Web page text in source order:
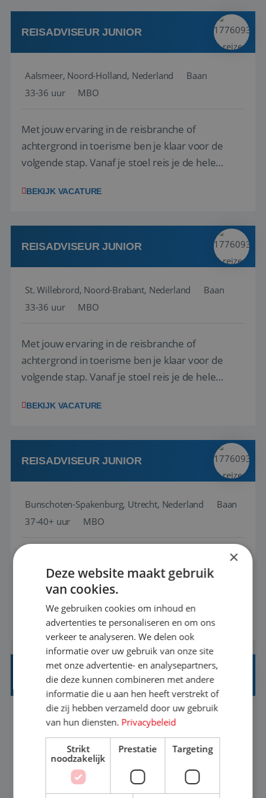
werken: of het nu gaat om vragen ...
REISADVISEUR JUNIOR
Aalsmeer, Noord-Holland, Nederland
Baan
33-36 uur
MBO
Met jouw ervaring in de reisbranche of
achtergrond in toerisme ben je klaar voor de
volgende stap. Vanaf je stoel reis je de hele
wensen van je team, je klant en wat er in de
klanten te overtuigen om die droomreis te
boeken! ...
BEKIJK VACATURE
REISADVISEUR JUNIOR
St. Willebrord, Noord-Brabant, Nederland
Baan
33-36 uur
MBO
Met jouw ervaring in de reisbranche of
achtergrond in toerisme ben je klaar voor de
volgende stap. Vanaf je stoel reis je de hele
wensen van je team, je klant en wat er in de
klanten te overtuigen om die droomreis te
boeken! ...
BEKIJK VACATURE
REISADVISEUR JUNIOR
Bunschoten-Spakenburg, Utrecht, Nederland
Baan
37-40+ uur
MBO
achtergrond in toerisme ben je klaar voor de
volgende stap. Vanaf je stoel reis je de hele
wereld over en speel je moeiteloos in op de
wensen van je team, je klant en wat er in de
reiswereld gebeurt. Met je enthousiasme weet je
klanten te overtuigen om die droomreis te
boeken! ...
BEKIJK VACATURE
REISADVISEUR ALLROUND
Aalsmeer, Noord-Holland, Nederland
33-36 uur
MBO
Een vakantie plannen is het leukste dat er is. Of
het nu voor jezelf is, of voor een ander: jij vindt
×
Deze website maakt gebruik
van cookies.
We gebruiken cookies om inhoud en
advertenties te personaliseren en om ons
verkeer te analyseren. We delen ook
informatie over uw gebruik van onze site
met onze advertentie- en analysepartners,
die deze kunnen combineren met andere
informatie die u aan hen heeft verstrekt of
die zij hebben verzameld door uw gebruik
van hun diensten. Privacybeleid
Strikt
noodzakelijk
Prestatie Targeting